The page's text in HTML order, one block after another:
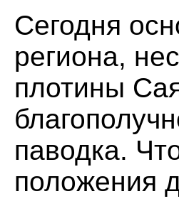
Сегодня
региона,
плотины
паводка.
положения